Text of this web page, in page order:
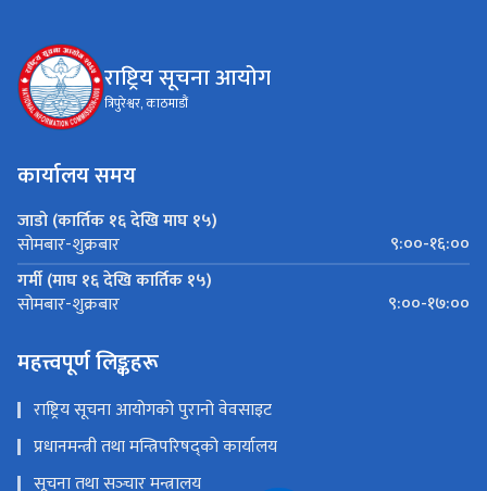
राष्ट्रिय सूचना आयोग
त्रिपुरेश्वर, काठमाडौं
कार्यालय समय
जाडो (कार्तिक १६ देखि माघ १५)
सोमबार-शुक्रबार
९:००-१६:००
गर्मी (माघ १६ देखि कार्तिक १५)
सोमबार-शुक्रबार ९:००-१७:००
महत्त्वपूर्ण लिङ्कहरू
राष्ट्रिय सूचना आयोगको पुरानो वेवसाइट
प्रधानमन्त्री तथा मन्त्रिपरिषद्को कार्यालय
सूचना तथा सञ्‍चार मन्त्रालय